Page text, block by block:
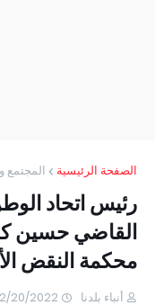
الصفحة الرئيسية المجتمع
رئيس اتحاد
القاضي حسين
محكمة النقض
أنباء بلدنا 2/20/2022 09:19:00 م